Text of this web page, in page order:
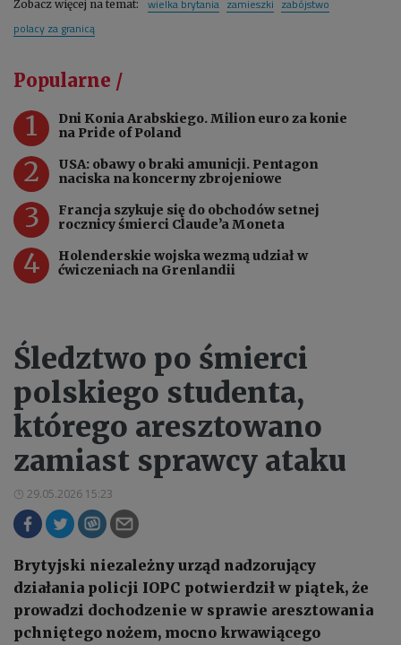
Zobacz więcej na temat: wielka brytania zamieszki zabójstwo
polacy za granicą
Popularne /
1
Dni Konia Arabskiego. Milion euro za konie
na Pride of Poland
2
USA: obawy o braki amunicji. Pentagon
naciska na koncerny zbrojeniowe
3
Francja szykuje się do obchodów setnej
rocznicy śmierci Claude’a Moneta
4
Holenderskie wojska wezmą udział w
ćwiczeniach na Grenlandii
Śledztwo po śmierci
polskiego studenta,
którego aresztowano
zamiast sprawcy ataku
29.05.2026 15:23
Brytyjski niezależny urząd nadzorujący
działania policji IOPC potwierdził w piątek, że
prowadzi dochodzenie w sprawie aresztowania
pchniętego nożem, mocno krwawiącego